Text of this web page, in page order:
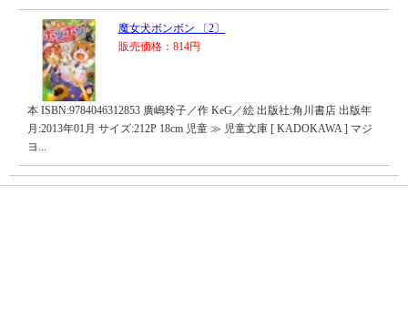
魔女犬ボンボン 〔2〕
販売価格：814円
本 ISBN:9784046312853 廣嶋玲子／作 KeG／絵 出版社:角川書店 出版年
月:2013年01月 サイズ:212P 18cm 児童 ≫ 児童文庫 [ KADOKAWA ] マジ
ヨ...